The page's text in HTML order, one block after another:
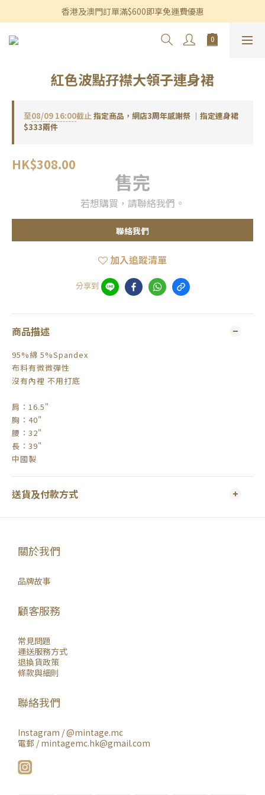
香港及澳門訂單滿$600即享免運費優惠
香港及澳門訂單滿$600即享免運費優惠
3個月內買滿$1,200可享永久九折優惠
紅色波點孖襟大領子連身裙
至08/09 16:00截止指定商品，網店3周年感謝祭 ｜指定連身裙
$333兩件
HK$308.00
售完
若想購買，請聯絡我們。
聯絡我們
加入追蹤清單
分享到
商品描述
95%綿 5%Spandex
布料有微微彈性
沒有內裡 不用打底
肩：16.5"
胸：40"
腰：32"
長：39"
中國製
送貨及付款方式
關於我們
品牌故事
顧客服務
常見問題
運送服務方式
退換貨政策
條款與細則
聯絡我們
Instagram /@mintage.mc
電郵 / mintagemc.hk@gmail.com